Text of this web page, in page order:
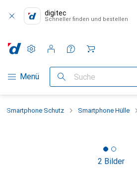
digitec
Schneller finden und bestellen
Navigation nach Kategorien
Menü Suche
Einstellungen
Kundenkonto
Vergleichslisten
Merklisten
Warenkorb
Smartphone Schutz Smartphone Hülle
2 Bilder